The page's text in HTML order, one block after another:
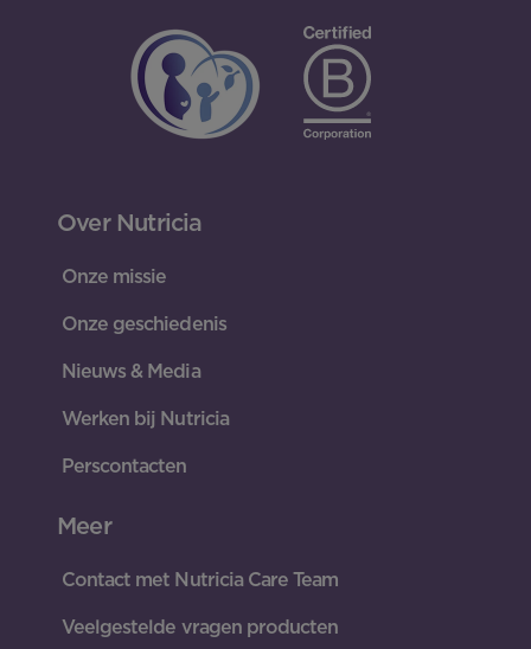
Over Nutricia
Onze missie
Onze geschiedenis
Nieuws & Media
Werken bij Nutricia
Perscontacten
Meer
Contact met Nutricia Care Team
Veelgestelde vragen producten